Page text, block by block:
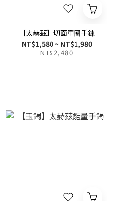
【太赫茲】切面單圈手鍊
NT$1,580 ~ NT$1,980
NT$2,480